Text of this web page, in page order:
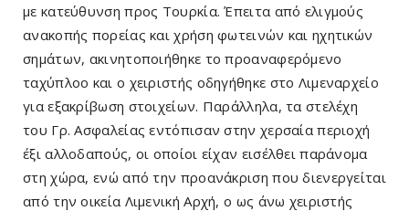
με κατεύθυνση προς Τουρκία. Έπειτα από ελιγμούς
ανακοπής πορείας και χρήση φωτεινών και ηχητικών
σημάτων, ακινητοποιήθηκε το προαναφερόμενο
ταχύπλοο και ο χειριστής οδηγήθηκε στο Λιμεναρχείο
για εξακρίβωση στοιχείων. Παράλληλα, τα στελέχη
του Γρ. Ασφαλείας εντόπισαν στην χερσαία περιοχή
έξι αλλοδαπούς, οι οποίοι είχαν εισέλθει παράνομα
στη χώρα, ενώ από την προανάκριση που διενεργείται
από την οικεία Λιμενική Αρχή, ο ως άνω χειριστής